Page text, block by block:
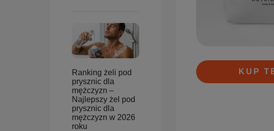
Ranking żeli pod
prysznic dla
mężczyzn –
Najlepszy żel pod
prysznic dla
mężczyzn w 2026
roku
KUP